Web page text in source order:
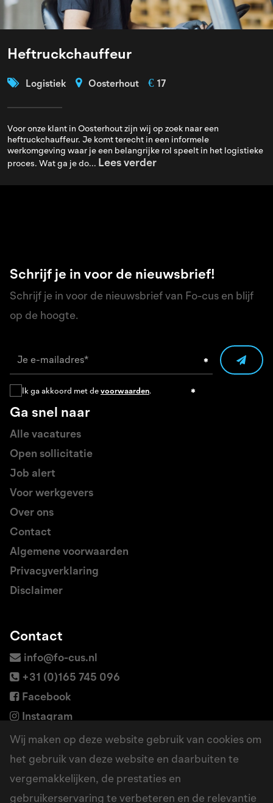
Heftruckchauffeur
Logistiek Oosterhout € 17
Voor onze klant in Oosterhout zijn wij op zoek naar een
heftruckchauffeur. Je komt terecht in een informele
werkomgeving waar je een belangrijke rol speelt in het logistieke
proces. Wat ga je do... Lees verder
Schrijf je in voor de nieuwsbrief!
Schrijf je in voor de nieuwsbrief van Fo-cus en blijf
op de hoogte.
Ik ga akkoord met de voorwaarden.
Ga snel naar
Alle vacatures
Open sollicitatie
Job alert
Voor werkgevers
Over ons
Contact
Algemene voorwaarden
Privacyverklaring
Disclaimer
Contact
info@fo-cus.nl
+31 (0)165 745 096
Facebook
Instagram
LinkedIn
Adres
Wij maken op deze website gebruik van cookies om
het gebruik van deze website en daarbuiten te
vergemakkelijken, de prestaties en
gebruikerservaring te verbeteren en de relevantie